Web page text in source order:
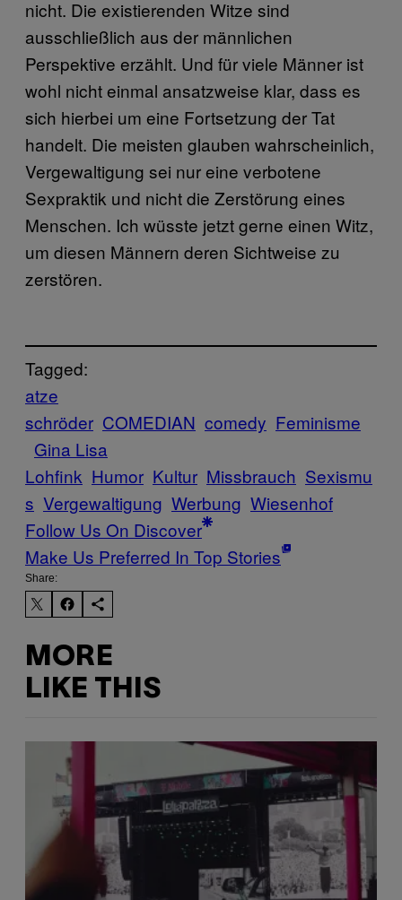
nicht. Die existierenden Witze sind
ausschließlich aus der männlichen
Perspektive erzählt. Und für viele Männer ist
wohl nicht einmal ansatzweise klar, dass es
sich hierbei um eine Fortsetzung der Tat
handelt. Die meisten glauben wahrscheinlich,
Vergewaltigung sei nur eine verbotene
Sexpraktik und nicht die Zerstörung eines
Menschen. Ich wüsste jetzt gerne einen Witz,
um diesen Männern deren Sichtweise zu
zerstören.
Tagged:
atze
schröder COMEDIAN comedy Feminisme
Gina Lisa
Lohfink Humor Kultur Missbrauch Sexismu
s Vergewaltigung Werbung Wiesenhof
Follow Us On Discover
Make Us Preferred In Top Stories
Share:
MORE
LIKE THIS